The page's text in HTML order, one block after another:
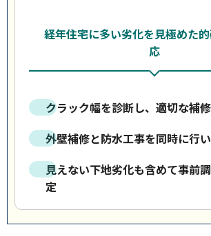
経年住宅に多い劣化を見極めた
応
クラック幅を診断し、適切な補
外壁補修と防水工事を同時に行
見えない下地劣化も含めて事前
定